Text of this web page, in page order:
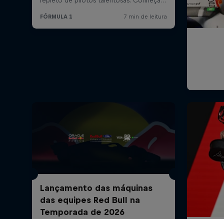
Lançamento das máquinas
das equipes Red Bull na
Temporada de 2026